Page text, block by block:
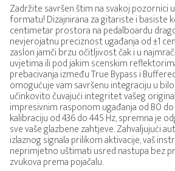
Zadržite savršen štim na svakoj pozornici
formatu! Dizajnirana za gitariste i basiste
centimetar prostora na pedalboardu
nevjerojatnu preciznost ugađanja od ±1
zaslon jamči brzu očitljivost čak i u
uvjetima ili pod jakim scenskim
prebacivanja između True Bypass i
omogućuje vam savršenu integraciju u
učinkovito čuvajući integritet vašeg
impresivnim rasponom ugađanja od B0
kalibraciju od 436 do 445 Hz, spremna je
sve vaše glazbene zahtjeve. Zahvaljujući
izlaznog signala prilikom aktivacije, vaš
neprimjetno uštimati usred nastupa bez
zvukova prema pojačalu.